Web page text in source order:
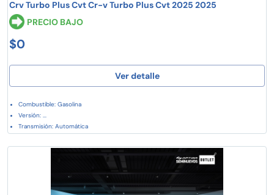
Crv Turbo Plus Cvt Cr-v Turbo Plus Cvt 2025 2025
PRECIO BAJO
$0
Ver detalle
Combustible: Gasolina
Versión: ...
Transmisión: Automática